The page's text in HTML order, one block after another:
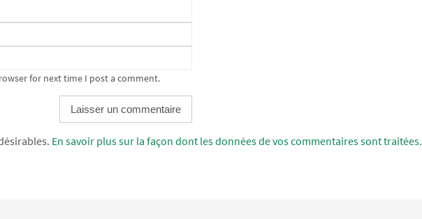
for next time I post a comment.
En savoir plus sur la façon dont les données de vos commentaires sont traitées.